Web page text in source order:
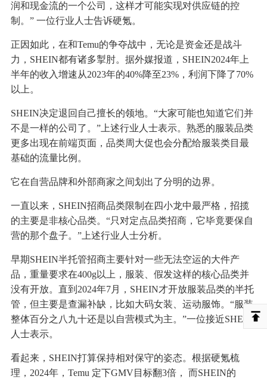
润和现金流的一个公司，这样才可能实现对供应链的控
制。” 一位行业人士告诉硬氪。
正因如此，在和Temu的争夺战中，无论是资金还是战斗
力，SHEIN都有诸多掣肘。据外媒报道，SHEIN2024年上
半年的收入增速从2023年的40%降至23%，利润下降了70%
以上。
SHEIN决定退回自己擅长的领地。“大家可能也知道它们并
不是一样的公司了。”上述行业人士表示。熟悉的服装品类
更多出现在前端页面，品类周大促也会分配给服装类目最
基础的流量比例。
它在自营品牌和外部商家之间划出了分明的边界。
一直以来，SHEIN招商品类限制在四小龙中最严格，招揽
的主要是非核心品类。“只对定点品类招商，它毕竟要保自
营的那个盘子。”上述行业人士分析。
早期SHEIN半托管招商主要针对一些无法空运的大件产
品，重量要求在400g以上，服装、假发这样的核心品类并
没有开放。直到2024年7月，SHEIN才开放服装品类的半托
管，但主要是查漏补缺，比如大码女装、运动服饰。“服装
整体百分之八九十还是以自营模式为主。”一位接近SHEIN
人士表示。
看起来，SHEIN打算保持相对保守的姿态。根据硬氪梳
理，2024年，Temu 定下GMV目标翻3倍， 而SHEIN的